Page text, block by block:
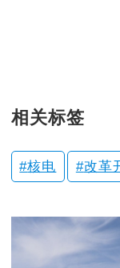
相关标签
核电 改革